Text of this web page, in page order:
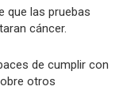
que las pruebas
cáncer.
de cumplir con
otros